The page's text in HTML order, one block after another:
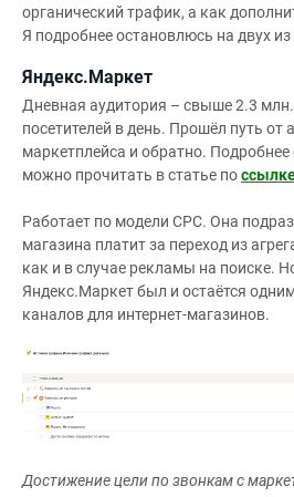
органический трафик, а как
Я подробнее остановлюсь на двух из
Яндекс.Маркет
Дневная аудитория – свыше 2.3
посетителей в день. Прошёл путь от
маркетплейса и обратно. Подробнее
можно прочитать в статье по
Работает по модели CPC. Она
магазина платит за переход из
как и в случае рекламы на поиске.
Яндекс.Маркет был и остаётся
каналов для интернет-магазинов.
Достижение цели по звонкам с